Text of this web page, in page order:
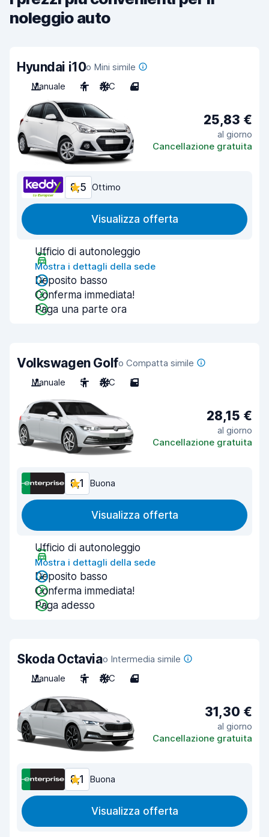
noleggio auto
Hyundai i10o Mini simile
Manuale
4 A/C 4
25,83 €
al giorno
Cancellazione gratuita
8,5 Ottimo
Visualizza offerta
Ufficio di autonoleggio
Mostra i dettagli della sede
Deposito basso
Conferma immediata!
Paga una parte ora
Volkswagen Golfo Compatta simile
Manuale
5 A/C 5
28,15 €
al giorno
Cancellazione gratuita
8,1 Buona
Visualizza offerta
Ufficio di autonoleggio
Mostra i dettagli della sede
Deposito basso
Conferma immediata!
Paga adesso
Skoda Octaviao Intermedia simile
Manuale
5 A/C 4
31,30 €
al giorno
Cancellazione gratuita
8,1 Buona
Visualizza offerta